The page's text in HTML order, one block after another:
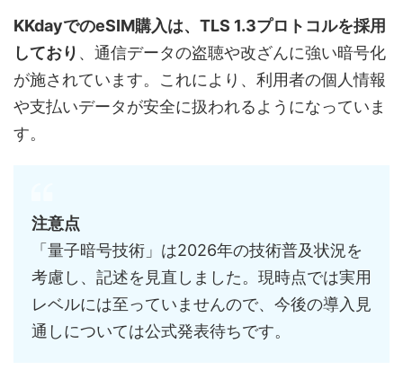
KKdayでのeSIM購入は、TLS 1.3プロトコルを採用
しており 、通信データの盗聴や改ざんに強い暗号化
が施されています。これにより、利用者の個人情報
や支払いデータが安全に扱われるようになっていま
す。
注意点
「量子暗号技術」は2026年の技術普及状況を
考慮し、記述を見直しました。現時点では実用
レベルには至っていませんので、今後の導入見
通しについては公式発表待ちです。